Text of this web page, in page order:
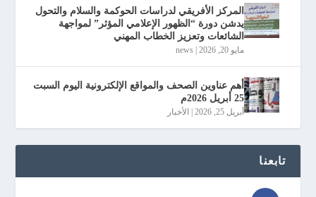
المركز الأفريقي لدراسات الحوكمة والسلام والتحول
يدشن دورة “الظهور الإعلامي المؤثر” لمواجهة
الشائعات وتعزيز الخطاب المهني
مايو 20, 2026 |
news
أهم عناوين الصحف والمواقع الإلكترونية اليوم السبت
25 أبريل 2026م
أبريل 25, 2026 | الأخبار
تابعنا